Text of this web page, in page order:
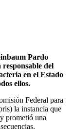
Pardo
responsable del
en el Estado
ellos.
Federal para
la instancia que
prometió una